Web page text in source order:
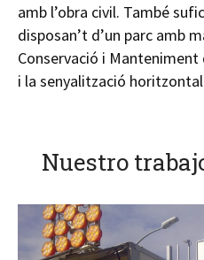
amb l’obra civil. També
disposan’t d’un parc amb
Conservació i
i la senyalització
Nuestro